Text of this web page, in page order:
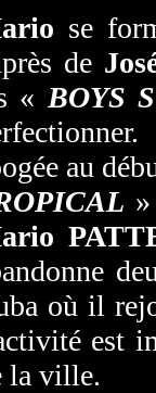
se
de
« BOYS
au
où il
est
la ville.